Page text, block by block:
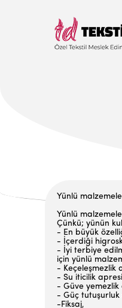
Yünlü
Yünlü
Çünkü; yünün
- En büyük
- İçerdiği
- İyi terbiye
için yünlü
- Keçeleşmezlik
- Su iticilik
- Güve yemezlik
- Güç
-Fiksaj,